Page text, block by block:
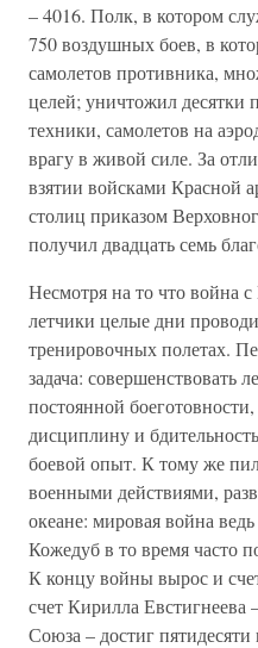
– 4016. Полк, в котором
750 воздушных боев, в
самолетов противника,
целей; уничтожил десятки
техники, самолетов на
врагу в живой силе. За
взятии войсками Красной
столиц приказом
получил двадцать семь
Несмотря на то что война
летчики целые дни
тренировочных полетах.
задача: совершенствовать
постоянной
дисциплину и
боевой опыт. К тому же
военными действиями,
океане: мировая война
Кожедуб в то время часто
К концу войны вырос и
счет Кирилла Евстигнеева
Союза – достиг